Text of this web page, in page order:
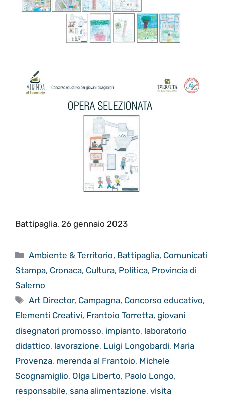
Battipaglia, 26 gennaio 2023
Categorie
Ambiente & Territorio, Battipaglia, Comunicati
Stampa, Cronaca, Cultura, Politica, Provincia di
Salerno
Tag
Art Director, Campagna, Concorso educativo,
Elementi Creativi, Frantoio Torretta, giovani
disegnatori promosso, impianto, laboratorio
didattico, lavorazione, Luigi Longobardi, Maria
Provenza, merenda al Frantoio, Michele
Scognamiglio, Olga Liberto, Paolo Longo,
responsabile, sana alimentazione, visita